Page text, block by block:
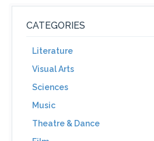
CATEGORIES
Literature
Visual Arts
Sciences
Music
Theatre & Dance